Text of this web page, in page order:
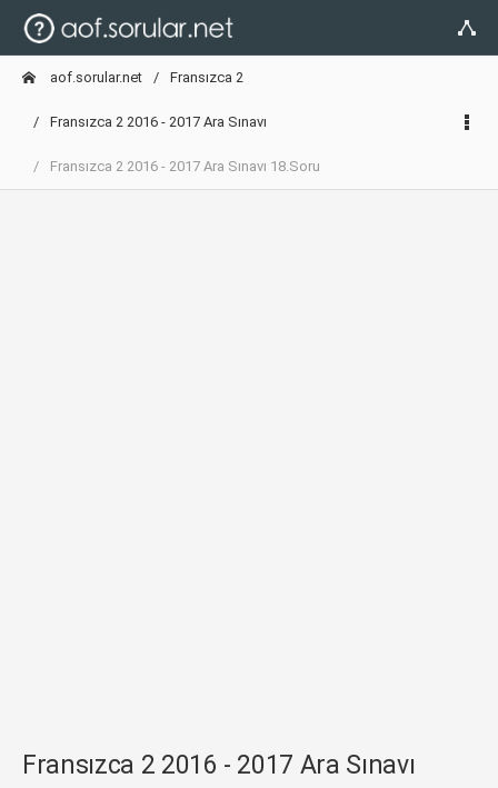
aof.sorular.net Fransızca 2
Fransızca 2 2016 - 2017 Ara Sınavı
Fransızca 2 2016 - 2017 Ara Sınavı 18.Soru
Fransızca 2 2016 - 2017 Ara Sınavı